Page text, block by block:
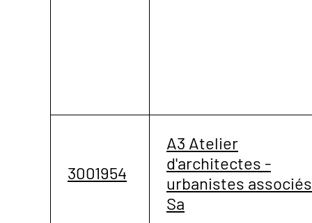
3001954
A3 Atelier
d'architectes -
urbanistes associés
Sa